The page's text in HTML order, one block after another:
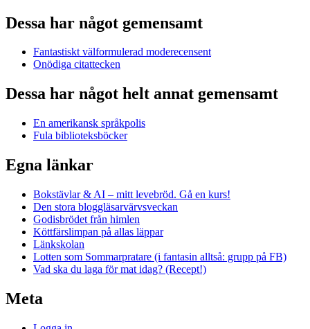
Dessa har något gemensamt
Fantastiskt välformulerad moderecensent
Onödiga citattecken
Dessa har något helt annat gemensamt
En amerikansk språkpolis
Fula biblioteksböcker
Egna länkar
Bokstävlar & AI – mitt levebröd. Gå en kurs!
Den stora bloggläsarvärvsveckan
Godisbrödet från himlen
Köttfärslimpan på allas läppar
Länkskolan
Lotten som Sommarpratare (i fantasin alltså: grupp på FB)
Vad ska du laga för mat idag? (Recept!)
Meta